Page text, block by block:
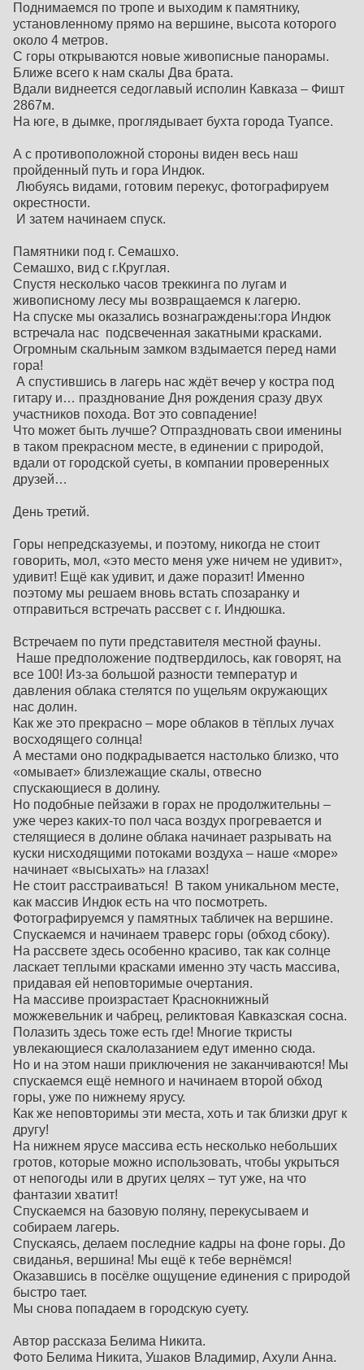
Поднимаемся по тропе и выходим к памятнику,
установленному прямо на вершине, высота которого
около 4 метров.
С горы открываются новые живописные панорамы.
Ближе всего к нам скалы Два брата.
Вдали виднеется седоглавый исполин Кавказа – Фишт
2867м.
На юге, в дымке, проглядывает бухта города Туапсе.
А с противоположной стороны виден весь наш
пройденный путь и гора Индюк.
Любуясь видами, готовим перекус, фотографируем
окрестности.
И затем начинаем спуск.
Памятники под г. Семашхо.
Семашхо, вид с г.Круглая.
Спустя несколько часов треккинга по лугам и
живописному лесу мы возвращаемся к лагерю.
На спуске мы оказались вознаграждены:гора Индюк
встречала нас подсвеченная закатными красками.
Огромным скальным замком вздымается перед нами
гора!
А спустившись в лагерь нас ждёт вечер у костра под
гитару и… празднование Дня рождения сразу двух
участников похода. Вот это совпадение!
Что может быть лучше? Отпраздновать свои именины
в таком прекрасном месте, в единении с природой,
вдали от городской суеты, в компании проверенных
друзей…
День третий.
Горы непредсказуемы, и поэтому, никогда не стоит
говорить, мол, «это место меня уже ничем не удивит»,
удивит! Ещё как удивит, и даже поразит! Именно
поэтому мы решаем вновь встать спозаранку и
отправиться встречать рассвет с г. Индюшка.
Встречаем по пути представителя местной фауны.
Наше предположение подтвердилось, как говорят, на
все 100! Из-за большой разности температур и
давления облака стелятся по ущельям окружающих
нас долин.
Как же это прекрасно – море облаков в тёплых лучах
восходящего солнца!
А местами оно подкрадывается настолько близко, что
«омывает» близлежащие скалы, отвесно
спускающиеся в долину.
Но подобные пейзажи в горах не продолжительны –
уже через каких-то пол часа воздух прогревается и
стелящиеся в долине облака начинает разрывать на
куски нисходящими потоками воздуха – наше «море»
начинает «высыхать» на глазах!
Не стоит расстраиваться! В таком уникальном месте,
как массив Индюк есть на что посмотреть.
Фотографируемся у памятных табличек на вершине.
Спускаемся и начинаем траверс горы (обход сбоку).
На рассвете здесь особенно красиво, так как солнце
ласкает теплыми красками именно эту часть массива,
придавая ей неповторимые очертания.
На массиве произрастает Краснокнижный
можжевельник и чабрец, реликтовая Кавказская сосна.
Полазить здесь тоже есть где! Многие ткристы
увлекающиеся скалолазанием едут именно сюда.
Но и на этом наши приключения не заканчиваются! Мы
спускаемся ещё немного и начинаем второй обход
горы, уже по нижнему ярусу.
Как же неповторимы эти места, хоть и так близки друг к
другу!
На нижнем ярусе массива есть несколько небольших
гротов, которые можно использовать, чтобы укрыться
от непогоды или в других целях – тут уже, на что
фантазии хватит!
Спускаемся на базовую поляну, перекусываем и
собираем лагерь.
Спускаясь, делаем последние кадры на фоне горы. До
свиданья, вершина! Мы ещё к тебе вернёмся!
Оказавшись в посёлке ощущение единения с природой
быстро тает.
Мы снова попадаем в городскую суету.
Автор рассказа Белима Никита.
Фото Белима Никита, Ушаков Владимир, Ахули Анна.